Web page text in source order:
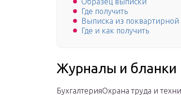
Где получить
Выписка из поквартирной
Где и как получить
Журналы и бланки
БухгалтерияОхрана труда и